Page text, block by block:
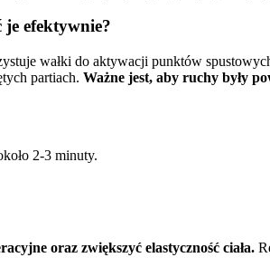
efektywnie?
wałki do aktywacji punktów
partiach. Ważne jest, aby ruchy były
2-3 minuty.
oraz zwiększyć elastyczność ciała.